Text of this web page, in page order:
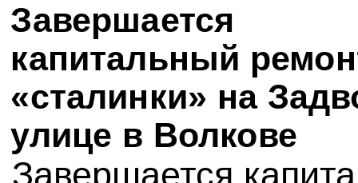
Завершается
капитальный
«сталинки» на
улице в Волкове
Завершается